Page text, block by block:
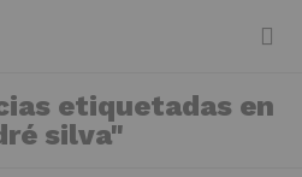
etiquetadas en
silva"